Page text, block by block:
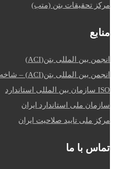
مرکز تحقیقات بتن (متب)
منابع
انجمن بین المللی بتن(ACI)
انجمن بین المللی بتن(ACI) – شاخه ایران
ISO سازمان بین المللی استاندارد
سازمان ملی استاندارد ایران
مرکز ملی تایید صلاحیت ایران
تماس با ما